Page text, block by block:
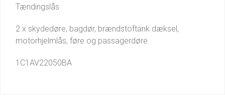
Tændingslås
2 x skydedøre, bagdør, brændstoftank dæksel,
motorhjelmlås, føre og passagerdøre
1C1AV22050BA